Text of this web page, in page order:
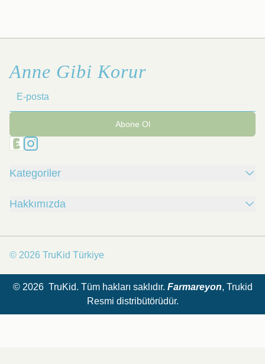
Anne Gibi Korur
Abone Ol
Kategoriler
Hakkımızda
© 2026 TruKid Türkiye
© 2026 TruKid. Tüm hakları saklıdır. Farmareyon, Trukid
Resmi distribütörüdür.